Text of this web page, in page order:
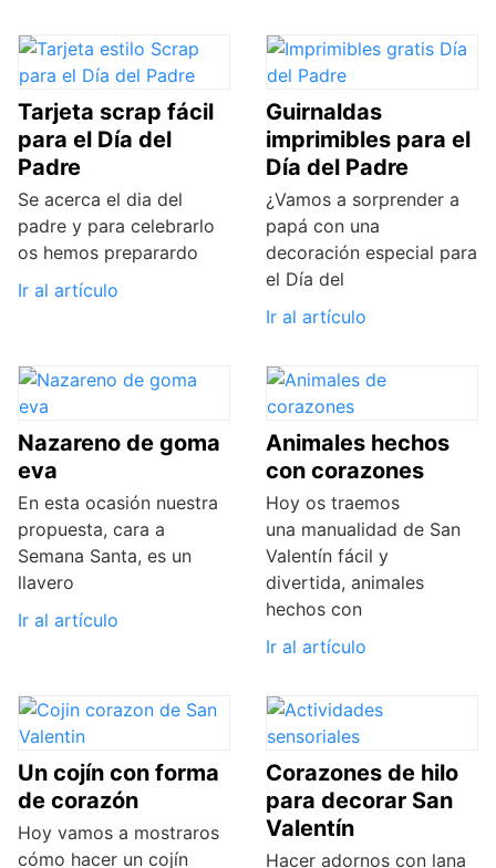
Tarjeta scrap fácil
para el Día del
Padre
Se acerca el dia del
padre y para celebrarlo
os hemos preparardo
Ir al artículo
Guirnaldas
imprimibles para el
Día del Padre
¿Vamos a sorprender a
papá con una
decoración especial para
el Día del
Ir al artículo
Nazareno de goma
eva
En esta ocasión nuestra
propuesta, cara a
Semana Santa, es un
llavero
Ir al artículo
Animales hechos
con corazones
Hoy os traemos
una manualidad de San
Valentín fácil y
divertida, animales
hechos con
Ir al artículo
Un cojín con forma
de corazón
Hoy vamos a mostraros
cómo hacer un cojín
Corazones de hilo
para decorar San
Valentín
Hacer adornos con lana